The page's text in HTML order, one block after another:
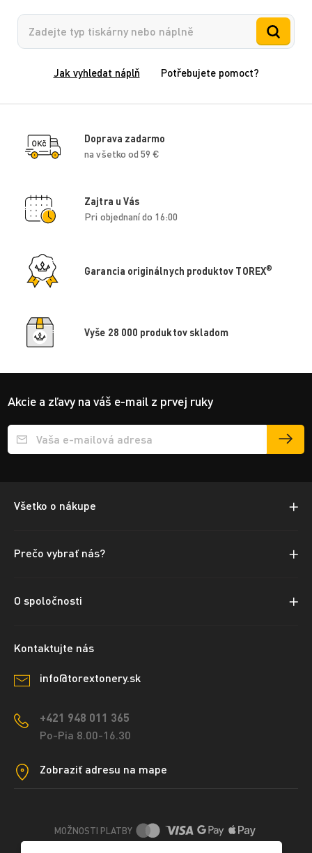
Vyhledávání
Jak vyhledat náplň Potřebujete pomoct?
Doprava zadarmo
na všetko od 59 €
Zajtra u Vás
Pri objednaní do 16:00
Garancia originálnych produktov TOREX®
Vyše 28 000 produktov skladom
Akcie a zľavy na váš e-mail z prvej ruky
Přihlášení e-mailu k odběru
Všetko o nákupe
Prečo vybrať nás?
O spoločnosti
Kontaktujte nás
info@torextonery.sk
+421 948 011 365
Po-Pia 8.00-16.30
Zobraziť adresu na mape
MOŽNOSTI PLATBY